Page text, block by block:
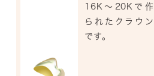
16K～20Kで作
られたクラウン
です。